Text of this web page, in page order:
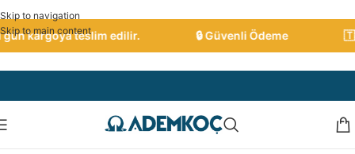
Skip to navigation
Skip to main content
kargoya teslim edilir. 🔒 Güvenli Ödeme 🇹🇷